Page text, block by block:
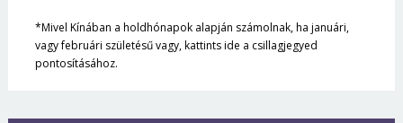
*Mivel Kínában a holdhónapok alapján számolnak, ha januári,
vagy februári születésű vagy, kattints ide a csillagjegyed
pontosításához.